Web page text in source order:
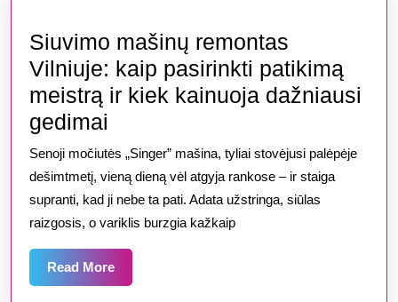
išvengti
Siuvimo mašinų remontas
Vilniuje: kaip pasirinkti patikimą
meistrą ir kiek kainuoja dažniausi
gedimai
mašinų
remontas
Vilniuje:
kaip
pasirinkti
patikimą
Senoji močiutės „Singer” mašina, tyliai stovėjusi palėpėje
dešimtmetį, vieną dieną vėl atgyja rankose – ir staiga
supranti, kad ji nebe ta pati. Adata užstringa, siūlas
raizgosis, o variklis burzgia kažkaip
Read MoreRead
More